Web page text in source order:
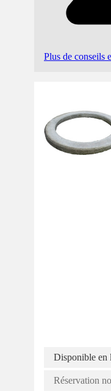
Plus de conseils
Disponible en
Réservation